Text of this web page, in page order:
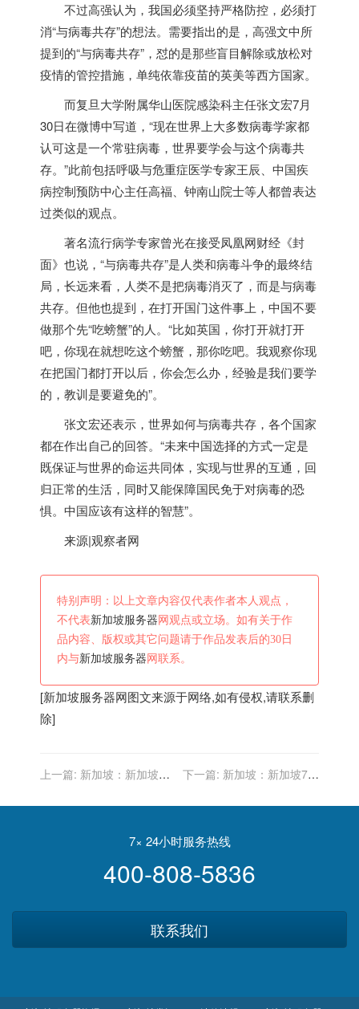
不过高强认为，我国必须坚持严格防控，必须打
消“与病毒共存”的想法。需要指出的是，高强文中所
提到的“与病毒共存”，怼的是那些盲目解除或放松对
疫情的管控措施，单纯依靠疫苗的英美等西方国家。
而复旦大学附属华山医院感染科主任张文宏7月
30日在微博中写道，“现在世界上大多数病毒学家都
认可这是一个常驻病毒，世界要学会与这个病毒共
存。”此前包括呼吸与危重症医学专家王辰、中国疾
病控制预防中心主任高福、钟南山院士等人都曾表达
过类似的观点。
著名流行病学专家曾光在接受凤凰网财经《封
面》也说，“与病毒共存”是人类和病毒斗争的最终结
局，长远来看，人类不是把病毒消灭了，而是与病毒
共存。但他也提到，在打开国门这件事上，中国不要
做那个先“吃螃蟹”的人。“比如英国，你打开就打开
吧，你现在就想吃这个螃蟹，那你吃吧。我观察你现
在把国门都打开以后，你会怎么办，经验是我们要学
的，教训是要避免的”。
张文宏还表示，世界如何与病毒共存，各个国家
都在作出自己的回答。“未来中国选择的方式一定是
既保证与世界的命运共同体，实现与世界的互通，回
归正常的生活，同时又能保障国民免于对病毒的恐
惧。中国应该有这样的智慧”。
来源|观察者网
特别声明：以上文章内容仅代表作者本人观点，
不代表新加坡服务器 网观点或立场。如有关于作
品内容、版权或其它问题请于作品发表后的30日
内与新加坡服务器 网联系。
[新加坡服务器网图文来源于网络,如有侵权,请联系删
除]
上一篇: 新加坡：新加坡金
难不止一个
下一篇: 新加坡：新加坡7成
定为国语，国民难道能接
7× 24小时服务热线
400-808-5836
联系我们